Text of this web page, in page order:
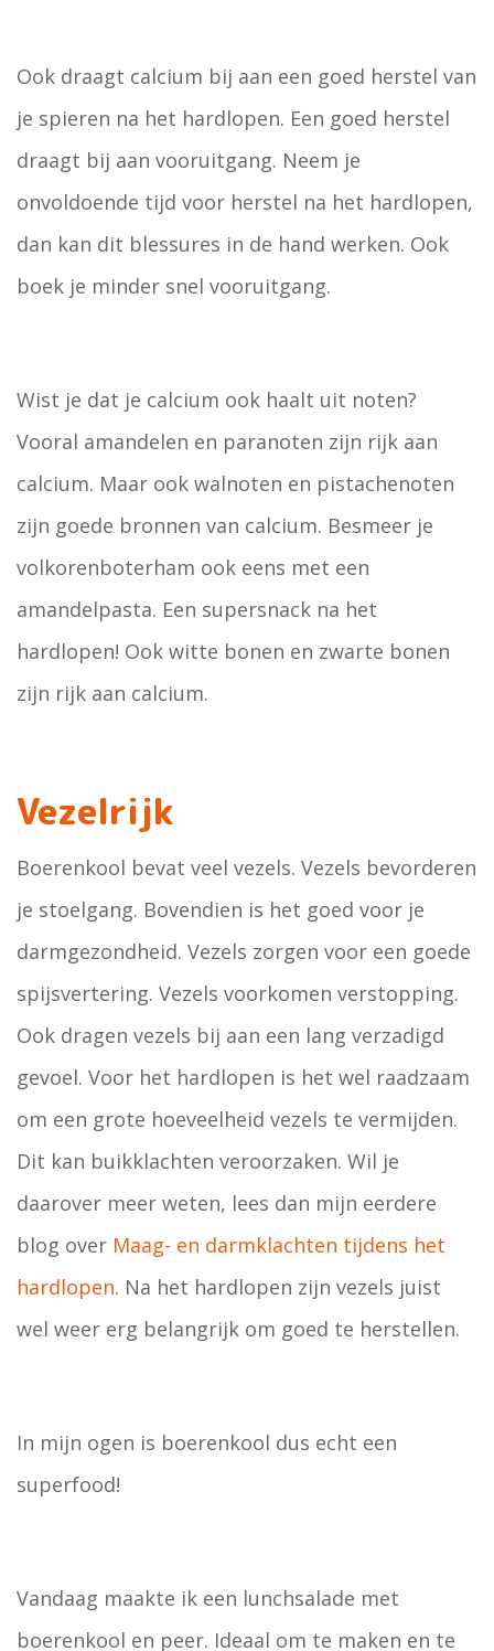
Ook draagt calcium bij aan een goed herstel van
je spieren na het hardlopen. Een goed herstel
draagt bij aan vooruitgang. Neem je
onvoldoende tijd voor herstel na het hardlopen,
dan kan dit blessures in de hand werken. Ook
boek je minder snel vooruitgang.
Wist je dat je calcium ook haalt uit noten?
Vooral amandelen en paranoten zijn rijk aan
calcium. Maar ook walnoten en pistachenoten
zijn goede bronnen van calcium. Besmeer je
volkorenboterham ook eens met een
amandelpasta. Een supersnack na het
hardlopen! Ook witte bonen en zwarte bonen
zijn rijk aan calcium.
Vezelrijk
Boerenkool bevat veel vezels. Vezels bevorderen
je stoelgang. Bovendien is het goed voor je
darmgezondheid. Vezels zorgen voor een goede
spijsvertering. Vezels voorkomen verstopping.
Ook dragen vezels bij aan een lang verzadigd
gevoel. Voor het hardlopen is het wel raadzaam
om een grote hoeveelheid vezels te vermijden.
Dit kan buikklachten veroorzaken. Wil je
daarover meer weten, lees dan mijn eerdere
blog over Maag- en darmklachten tijdens het
hardlopen. Na het hardlopen zijn vezels juist
wel weer erg belangrijk om goed te herstellen.
In mijn ogen is boerenkool dus echt een
superfood!
Vandaag maakte ik een lunchsalade met
boerenkool en peer. Ideaal om te maken en te